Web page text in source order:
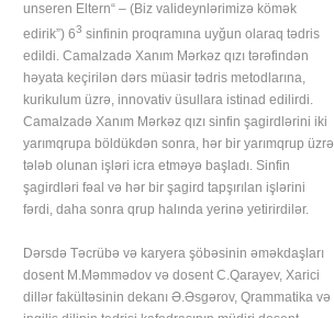
unseren Eltern“ – (Biz valideynlərimizə kömək
edirik”) 63 sinfinin proqramına uyğun olaraq tədris
edildi. Camalzadə Xanım Mərkəz qızı tərəfindən
həyata keçirilən dərs müasir tədris metodlarına,
kurikulum üzrə, innovativ üsullara istinad edilirdi.
Camalzadə Xanım Mərkəz qızı sinfin şagirdlərini iki
yarımqrupa böldükdən sonra, hər bir yarımqrup üzrə
tələb olunan işləri icra etməyə başladı. Sinfin
şagirdləri fəal və hər bir şagird tapşırılan işlərini
fərdi, daha sonra qrup halında yerinə yetirirdilər.
Dərsdə Təcrübə və karyera şöbəsinin əməkdaşları
dosent M.Məmmədov və dosent C.Qarayev, Xarici
dillər fakültəsinin dekanı Ə.Əsgərov, Qrammatika və